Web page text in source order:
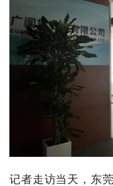
记者走访当天，东